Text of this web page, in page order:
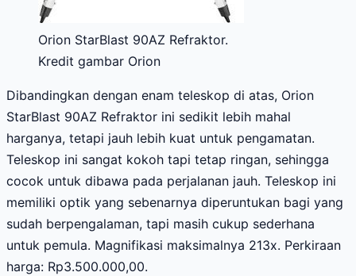
Orion StarBlast 90AZ Refraktor.
Kredit gambar Orion
Dibandingkan dengan enam teleskop di atas, Orion
StarBlast 90AZ Refraktor ini sedikit lebih mahal
harganya, tetapi jauh lebih kuat untuk pengamatan.
Teleskop ini sangat kokoh tapi tetap ringan, sehingga
cocok untuk dibawa pada perjalanan jauh. Teleskop ini
memiliki optik yang sebenarnya diperuntukan bagi yang
sudah berpengalaman, tapi masih cukup sederhana
untuk pemula. Magnifikasi maksimalnya 213x. Perkiraan
harga: Rp3.500.000,00.